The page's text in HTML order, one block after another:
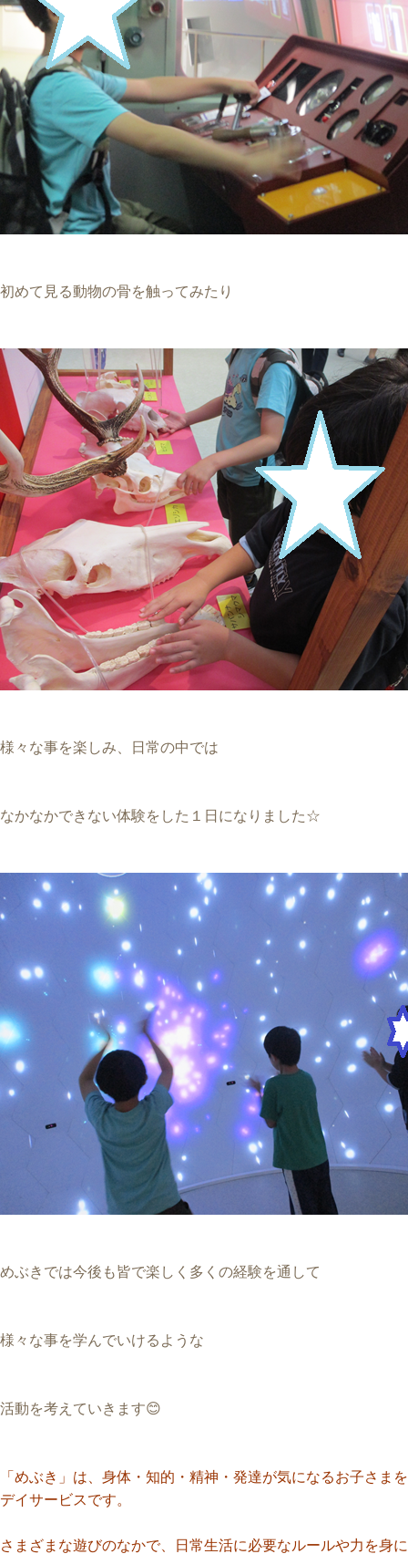
初めて見る動物の骨を触ってみたり
様々な事を楽しみ、日常の中では
なかなかできない体験をした１日になりました☆
めぶきでは今後も皆で楽しく多くの経験を通して
様々な事を学んでいけるような
活動を考えていきます😊
「めぶき」は、身体・知的・精神・発達が気になるお子さま
デイサービスです。
さまざまな遊びのなかで、日常生活に必要なルールや力を身